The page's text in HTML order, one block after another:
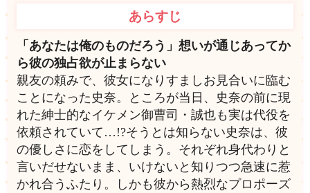
あらすじ
「あなたは俺のものだろう」想いが通じあってか
ら彼の独占欲が止まらない
親友の頼みで、彼女になりすましお見合いに臨む
ことになった史奈。ところが当日、史奈の前に現
れた紳士的なイケメン御曹司・誠也も実は代役を
依頼されていて…!?そうとは知らない史奈は、彼
の優しさに恋をしてしまう。それぞれ身代わりと
言いだせないまま、いけないと知りつつ急速に惹
かれ合うふたり。しかも彼から熱烈なプロポーズ